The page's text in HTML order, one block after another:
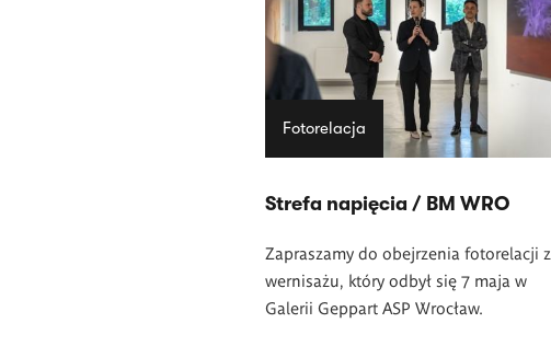
Fotorelacja
Strefa napięcia / BM WRO
Zapraszamy do obejrzenia fotorelacji z
wernisażu, który odbył się 7 maja w
Galerii Geppart ASP Wrocław.